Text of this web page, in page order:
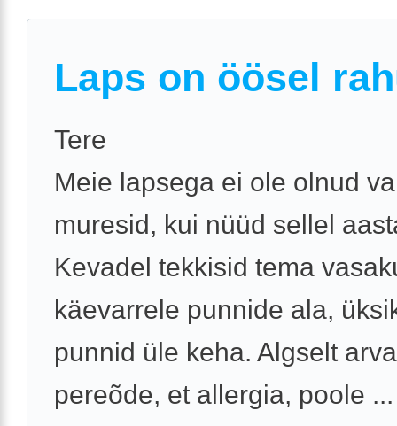
Laps on öösel
Tere
Meie lapsega ei ole olnud
muresid, kui nüüd sellel
Kevadel tekkisid tema
käevarrele punnide ala,
punnid üle keha. Algselt
pereõde, et allergia, poole ...